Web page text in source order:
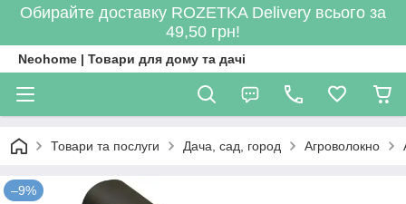
Обирайте доставку ROZETKA Delivery всього за
49,50 грн!
Neohome | Товари для дому та дачі
Товари та послуги Дача, сад, город Агроволокно
–9%